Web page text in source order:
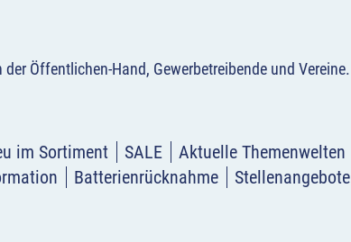
Öffentlichen-Hand, Gewerbetreibende und Vereine.
im Sortiment SALE Aktuelle Themenwelten
Batterienrücknahme Stellenangebote